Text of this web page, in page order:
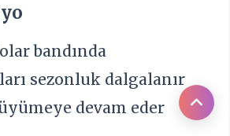
bandında
sezonluk dalgalanır
devam eder